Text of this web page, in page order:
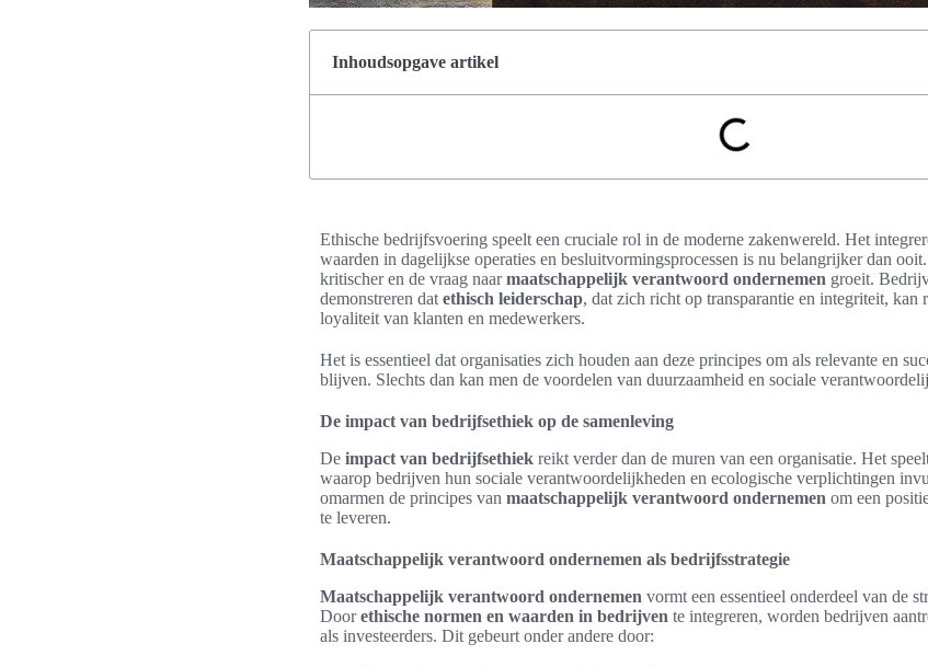
Inhoudsopgave artikel
Ethische bedrijfsvoering speelt een cruciale rol in de moderne zakenwereld. Het
waarden in dagelijkse operaties en besluitvormingsprocessen is nu belangrijker dan
kritischer en de vraag naarmaatschappelijk verantwoord ondernemen groeit.
demonstreren dat ethisch leiderschap, dat zich richt op transparantie en integriteit, kan
loyaliteit van klanten en medewerkers.
Het is essentieel dat organisaties zich houden aan deze principes om als relevante en
blijven. Slechts dan kan men de voordelen van duurzaamheid en sociale
De impact van bedrijfsethiek op de samenleving
De impact van bedrijfsethiek reikt verder dan de muren van een organisatie. Het
waarop bedrijven hun sociale verantwoordelijkheden en ecologische verplichtingen
omarmen de principes van maatschappelijk verantwoord ondernemen om een
te leveren.
Maatschappelijk verantwoord ondernemen als bedrijfsstrategie
Maatschappelijk verantwoord ondernemen vormt een essentieel onderdeel van de
Doorethische normen en waarden in bedrijven te integreren, worden bedrijven
als investeerders. Dit gebeurt onder andere door: